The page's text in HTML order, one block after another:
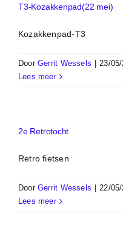
T3-Kozakkenpad(22 mei)
Kozakkenpad-T3
DoorGerrit Wessels 23/
Lees meer
2e Retrotocht
Retro fietsen
DoorGerrit Wessels 22/
Lees meer